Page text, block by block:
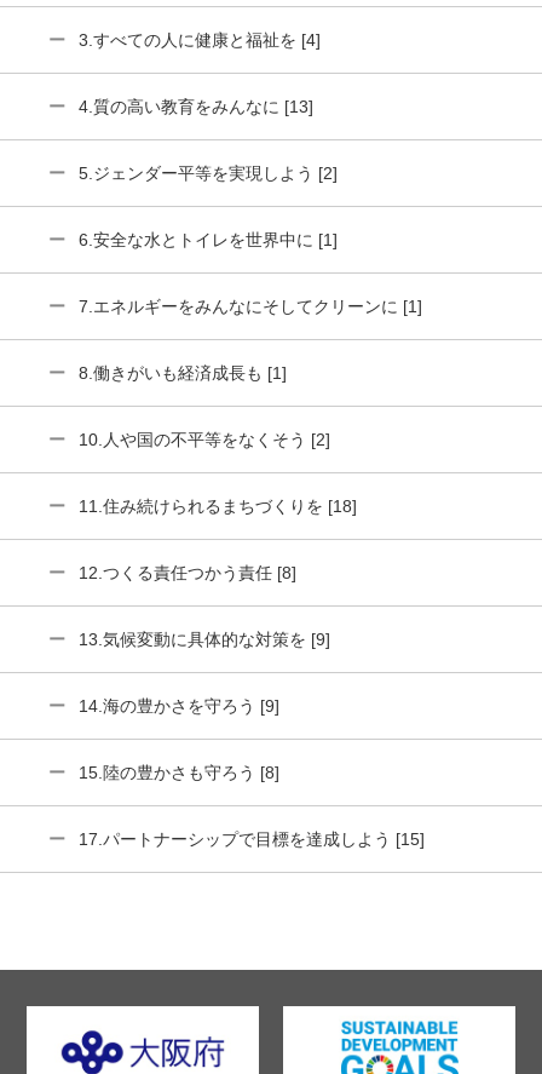
3.すべての人に健康と福祉を [4]
4.質の高い教育をみんなに [13]
5.ジェンダー平等を実現しよう [2]
6.安全な水とトイレを世界中に [1]
7.エネルギーをみんなにそしてクリーンに [1]
8.働きがいも経済成長も [1]
10.人や国の不平等をなくそう [2]
11.住み続けられるまちづくりを [18]
12.つくる責任つかう責任 [8]
13.気候変動に具体的な対策を [9]
14.海の豊かさを守ろう [9]
15.陸の豊かさも守ろう [8]
17.パートナーシップで目標を達成しよう [15]